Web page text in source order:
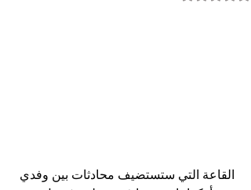
القاعة التي ستستضيف محادثات بين وفدي